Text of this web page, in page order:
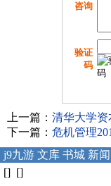
咨询
验证
码
上一篇： 清华大学
下一篇： 危机管理
j9九游 文库 书城 新闻
[] []